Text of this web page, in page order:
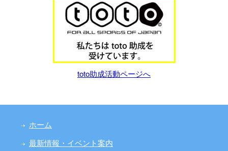
toto助成活動ページへ
ホーム
最新情報・イベント案内